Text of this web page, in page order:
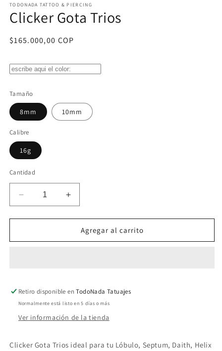
una
ventana
modal
TODONADA TATTOO & PIERCING
Clicker Gota Trios
Precio
$165.000,00 COP
Tamaño
8mm 10mm
Calibre
16g
Cantidad
Reducir
cantidad
para
Gota
Aumentar
cantidad
para
Clicker
Gota
Agregar al carrito
Retiro disponible enTodoNada Tatuajes
Normalmente está listo en 5 días o más
Ver información de la tienda
Clicker Gota Trios ideal para tu Lóbulo, Septum, Daith, Helix